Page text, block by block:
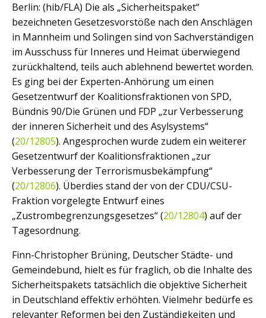
Berlin: (hib/FLA) Die als „Sicherheitspaket“
bezeichneten Gesetzesvorstöße nach den Anschlägen
in Mannheim und Solingen sind von Sachverständigen
im Ausschuss für Inneres und Heimat überwiegend
zurückhaltend, teils auch ablehnend bewertet worden.
Es ging bei der Experten-Anhörung um einen
Gesetzentwurf der Koalitionsfraktionen von SPD,
Bündnis 90/Die Grünen und FDP „zur Verbesserung
der inneren Sicherheit und des Asylsystems“
(20/12805). Angesprochen wurde zudem ein weiterer
Gesetzentwurf der Koalitionsfraktionen „zur
Verbesserung der Terrorismusbekämpfung“
(20/12806). Überdies stand der von der CDU/CSU-
Fraktion vorgelegte Entwurf eines
„Zustrombegrenzungsgesetzes“ (20/12804) auf der
Tagesordnung.
Finn-Christopher Brüning, Deutscher Städte- und
Gemeindebund, hielt es für fraglich, ob die Inhalte des
Sicherheitspakets tatsächlich die objektive Sicherheit
in Deutschland effektiv erhöhten. Vielmehr bedürfe es
relevanter Reformen bei den Zuständigkeiten und